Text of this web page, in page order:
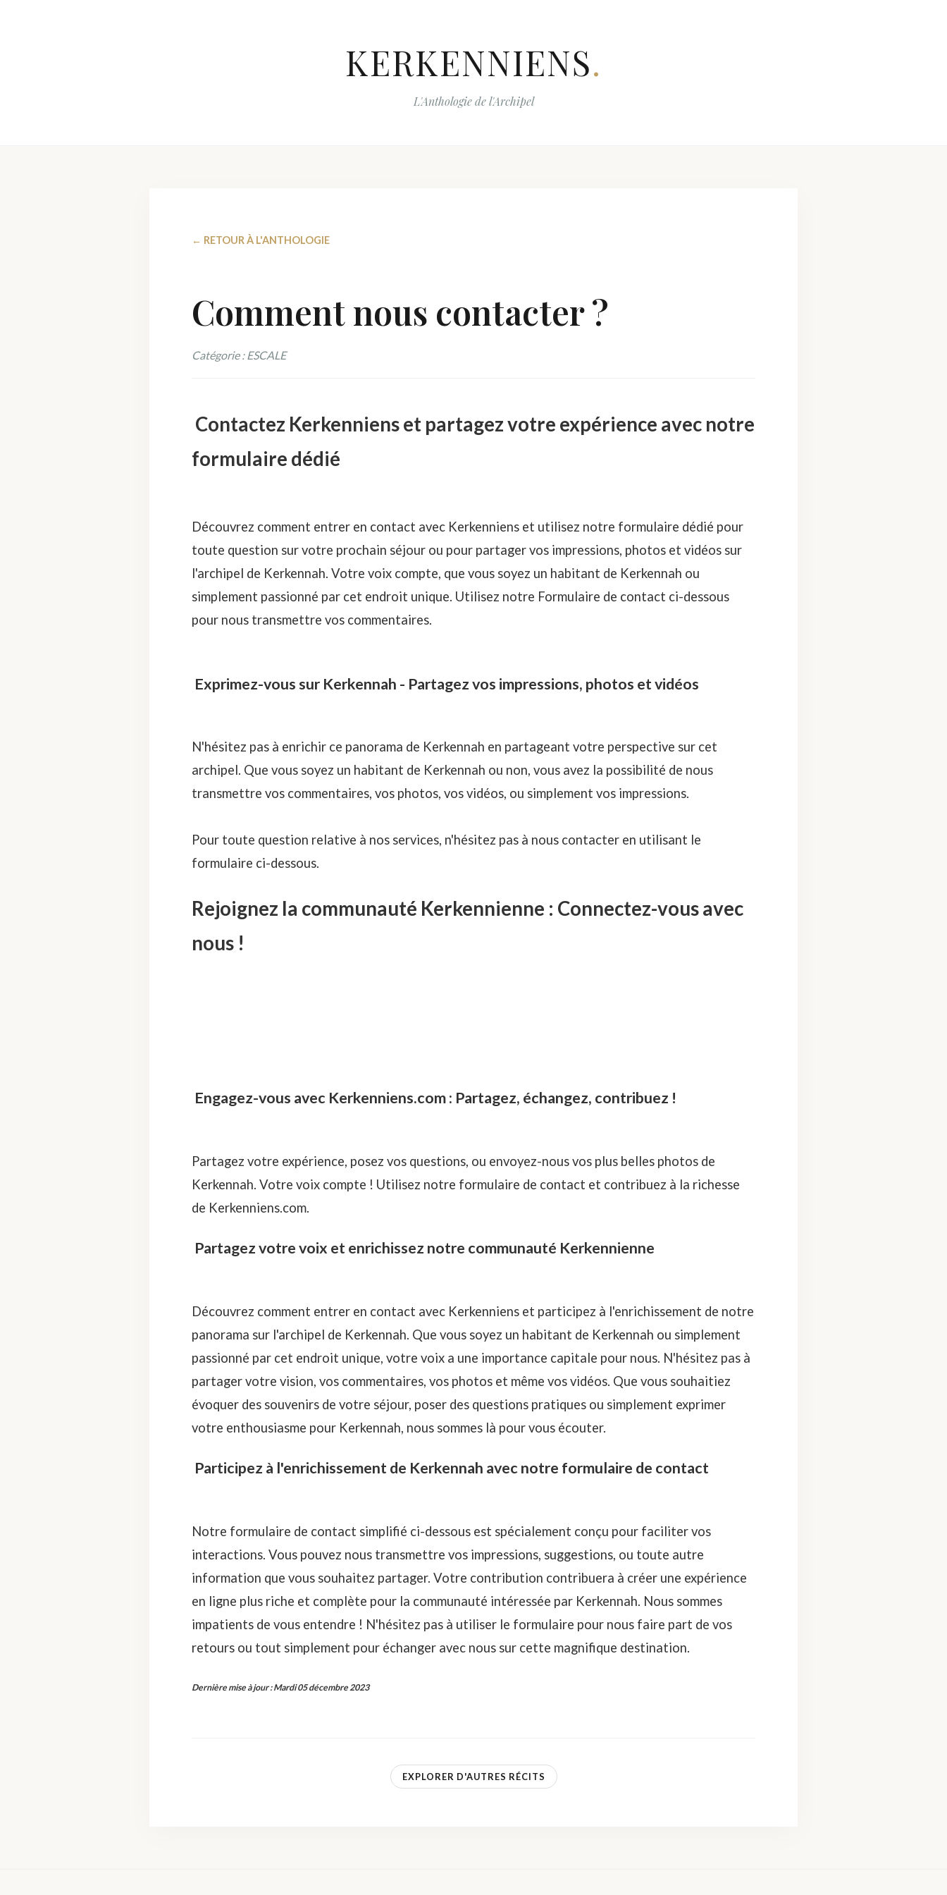
KERKENNIENS.
L'Anthologie de l'Archipel
← RETOUR À L'ANTHOLOGIE
Comment nous contacter ?
Catégorie : ESCALE
Contactez Kerkenniens et partagez votre expérience avec notre
formulaire dédié
Découvrez comment entrer en contact avec Kerkenniens et utilisez notre formulaire dédié pour
toute question sur votre prochain séjour ou pour partager vos impressions, photos et vidéos sur
l'archipel de Kerkennah. Votre voix compte, que vous soyez un habitant de Kerkennah ou
simplement passionné par cet endroit unique. Utilisez notre Formulaire de contact ci-dessous
pour nous transmettre vos commentaires.
Exprimez-vous sur Kerkennah - Partagez vos impressions, photos et vidéos
N'hésitez pas à enrichir ce panorama de Kerkennah en partageant votre perspective sur cet
archipel. Que vous soyez un habitant de Kerkennah ou non, vous avez la possibilité de nous
transmettre vos commentaires, vos photos, vos vidéos, ou simplement vos impressions.
Pour toute question relative à nos services, n'hésitez pas à nous contacter en utilisant le
formulaire ci-dessous.
Rejoignez la communauté Kerkennienne : Connectez-vous avec
nous !
Engagez-vous avec Kerkenniens.com : Partagez, échangez, contribuez !
Partagez votre expérience, posez vos questions, ou envoyez-nous vos plus belles photos de
Kerkennah. Votre voix compte ! Utilisez notre formulaire de contact et contribuez à la richesse
de Kerkenniens.com.
Partagez votre voix et enrichissez notre communauté Kerkennienne
Découvrez comment entrer en contact avec Kerkenniens et participez à l'enrichissement de notre
panorama sur l'archipel de Kerkennah. Que vous soyez un habitant de Kerkennah ou simplement
passionné par cet endroit unique, votre voix a une importance capitale pour nous. N'hésitez pas à
partager votre vision, vos commentaires, vos photos et même vos vidéos. Que vous souhaitiez
évoquer des souvenirs de votre séjour, poser des questions pratiques ou simplement exprimer
votre enthousiasme pour Kerkennah, nous sommes là pour vous écouter.
Participez à l'enrichissement de Kerkennah avec notre formulaire de contact
Notre formulaire de contact simplifié ci-dessous est spécialement conçu pour faciliter vos
interactions. Vous pouvez nous transmettre vos impressions, suggestions, ou toute autre
information que vous souhaitez partager. Votre contribution contribuera à créer une expérience
en ligne plus riche et complète pour la communauté intéressée par Kerkennah. Nous sommes
impatients de vous entendre ! N'hésitez pas à utiliser le formulaire pour nous faire part de vos
retours ou tout simplement pour échanger avec nous sur cette magnifique destination.
Dernière mise à jour:Mardi 05 décembre 2023
EXPLORER D'AUTRES RÉCITS